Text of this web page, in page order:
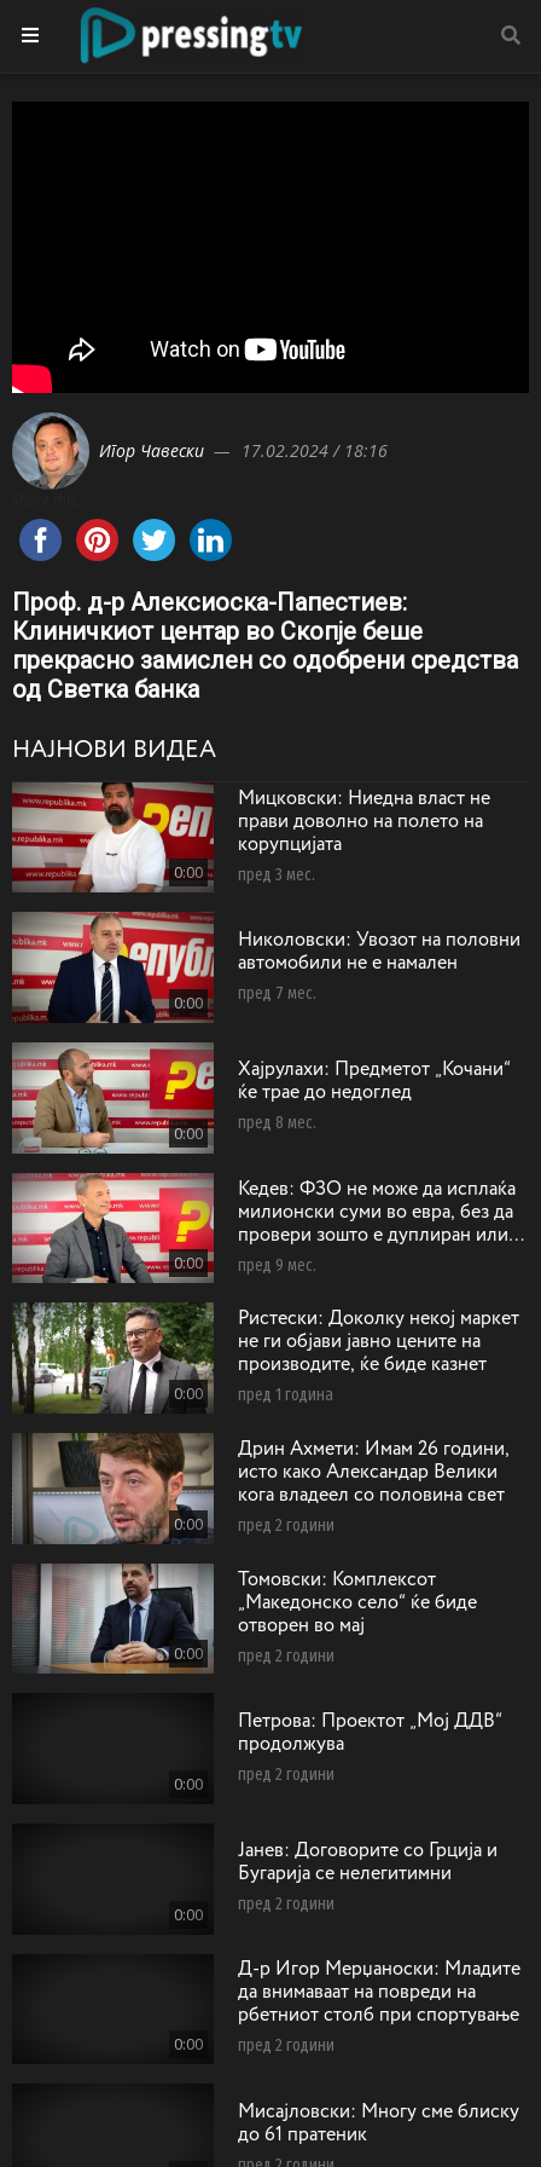
Игор Чавески 17.02.2024 / 18:16
Проф. д-р Алексиоска-Папестиев:
Клиничкиот центар во Скопје беше
прекрасно замислен со одобрени средства
од Светка банка
НАЈНОВИ ВИДЕА
0:00
Мицковски: Ниедна власт не
прави доволно на полето на
корупцијата
пред 3 мес.
0:00
Николовски: Увозот на половни
автомобили не е намален
пред 7 мес.
0:00
Хајрулахи: Предметот „Кочани“
ќе трае до недоглед
пред 8 мес.
0:00
Кедев: ФЗО не може да исплаќа
милионски суми во евра, без да
провери зошто е дуплиран или
триплиран бројот на операции на
срце
пред 9 мес.
0:00
Ристески: Доколку некој маркет
не ги објави јавно цените на
производите, ќе биде казнет
пред 1 година
0:00
Дрин Ахмети: Имам 26 години,
исто како Александар Велики
кога владеел со половина свет
пред 2 години
0:00
Toмовски: Koмплексот
„Македонско село“ ќе биде
отворен во мај
пред 2 години
0:00
Петрова: Проектот „Мој ДДВ“
продолжува
пред 2 години
0:00
Jaнев: Договорите со Грција и
Бугарија се нелегитимни
пред 2 години
0:00
Д-р Игор Мерџаноски: Mладите
да внимаваат на повреди на
рбетниот столб при спортување
пред 2 години
Мисајловски: Многу сме блиску
до 61 пратеник